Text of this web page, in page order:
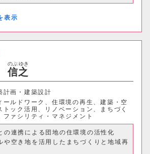
信
のぶ
之
ゆき
計画・建築設計
ールドワーク、住環境の再生、建築・空
トック活用、リノベーション、まちづく
ファシリティ・マネジメント
の連携による団地の住環境の活性化
や空き地を活用したまちづくりと地域再